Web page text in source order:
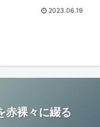
2023.06.19
赤裸々に綴る